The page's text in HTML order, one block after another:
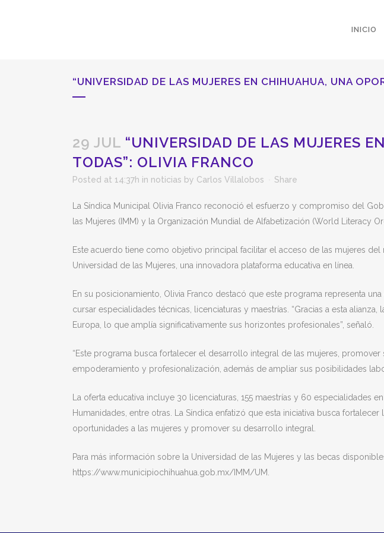
INICIO
“UNIVERSIDAD DE LAS MUJERES EN CHIHUAHUA, UNA
29 JUL “UNIVERSIDAD DE LAS MUJERES
TODAS”: OLIVIA FRANCO
Posted at 14:37h in noticias by Carlos Villalobos Share
La Síndica Municipal Olivia Franco reconoció el esfuerzo y compromiso del
las Mujeres (IMM) y la Organización Mundial de Alfabetización (World Literacy
Este acuerdo tiene como objetivo principal facilitar el acceso de las mujeres
Universidad de las Mujeres, una innovadora plataforma educativa en línea.
En su posicionamiento, Olivia Franco destacó que este programa representa
cursar especialidades técnicas, licenciaturas y maestrías. “Gracias a esta
Europa, lo que amplía significativamente sus horizontes profesionales”, señaló.
“Este programa busca fortalecer el desarrollo integral de las mujeres,
empoderamiento y profesionalización, además de ampliar sus posibilidades
La oferta educativa incluye 30 licenciaturas, 155 maestrías y 60 especialidades
Humanidades, entre otras. La Síndica enfatizó que esta iniciativa busca
oportunidades a las mujeres y promover su desarrollo integral.
Para más información sobre la Universidad de las Mujeres y las becas
https://www.municipiochihuahua.gob.mx/IMM/UM.